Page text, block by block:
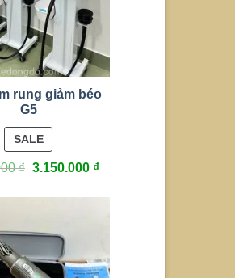
rung giảm béo
G5
SALEPRODUCT
ON
SALE
₫ 3.150.000 ₫